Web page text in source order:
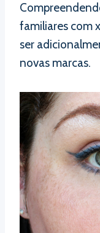
familiares com
ser
novas marcas.